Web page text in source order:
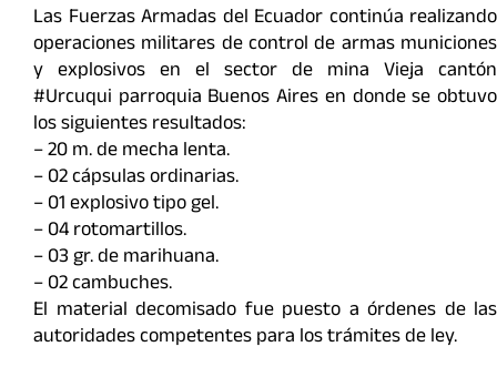
Las Fuerzas Armadas del Ecuador continúa realizando
operaciones militares de control de armas municiones
y explosivos en el sector de mina Vieja cantón
#Urcuqui parroquia Buenos Aires en donde se obtuvo
los siguientes resultados:
– 20 m. de mecha lenta.
– 02 cápsulas ordinarias.
– 01 explosivo tipo gel.
– 04 rotomartillos.
– 03 gr. de marihuana.
– 02 cambuches.
El material decomisado fue puesto a órdenes de las
autoridades competentes para los trámites de ley.